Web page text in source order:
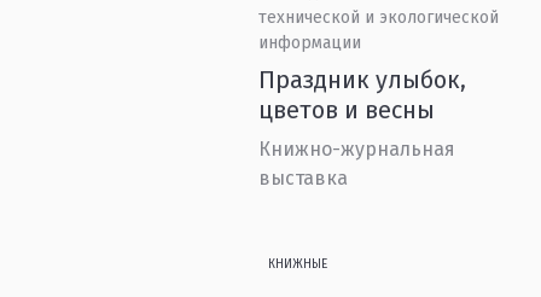
технической и экологической
информации
Праздник улыбок,
цветов и весны
Книжно-журнальная
выставка
КНИЖНЫЕ